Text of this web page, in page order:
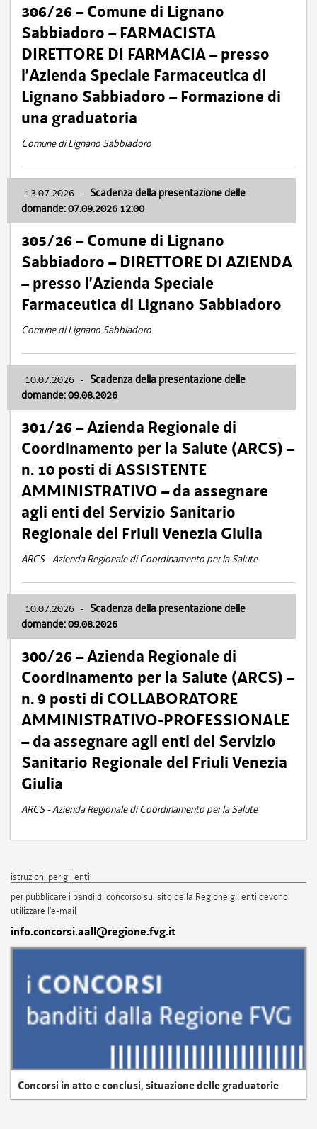
306/26 – Comune di Lignano
Sabbiadoro – FARMACISTA
DIRETTORE DI FARMACIA – presso
l’Azienda Speciale Farmaceutica di
Lignano Sabbiadoro – Formazione di
una graduatoria
Comune di Lignano Sabbiadoro
13.07.2026 - Scadenza della presentazione delle
domande: 07.09.2026 12:00
305/26 – Comune di Lignano
Sabbiadoro – DIRETTORE DI AZIENDA
– presso l’Azienda Speciale
Farmaceutica di Lignano Sabbiadoro
Comune di Lignano Sabbiadoro
10.07.2026 - Scadenza della presentazione delle
domande: 09.08.2026
301/26 – Azienda Regionale di
Coordinamento per la Salute (ARCS) –
n. 10 posti di ASSISTENTE
AMMINISTRATIVO – da assegnare
agli enti del Servizio Sanitario
Regionale del Friuli Venezia Giulia
ARCS - Azienda Regionale di Coordinamento per la Salute
10.07.2026 - Scadenza della presentazione delle
domande: 09.08.2026
300/26 – Azienda Regionale di
Coordinamento per la Salute (ARCS) –
n. 9 posti di COLLABORATORE
AMMINISTRATIVO-PROFESSIONALE
– da assegnare agli enti del Servizio
Sanitario Regionale del Friuli Venezia
Giulia
ARCS - Azienda Regionale di Coordinamento per la Salute
istruzioni per gli enti
per pubblicare i bandi di concorso sul sito della Regione gli enti devono
utilizzare l'e-mail
info.concorsi.aall@regione.fvg.it
Concorsi in atto e conclusi, situazione delle graduatorie